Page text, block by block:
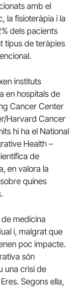
amb el
la fisioteràpia i la
dels pacients
tipus de teràpies
instituts
en hospitals de
Cancer Center
Harvard Cancer
hi ha el National
Health –
de
en valora la
quines
medicina
i, malgrat que
poc impacte.
són
una crisi de
Segons ella,